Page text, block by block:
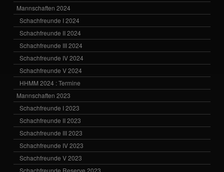
Mannschaften 2024
Schachfreunde I 2024
Schachfreunde II 2024
Schachfreunde III 2024
Schachfreunde IV 2024
Schachfreunde V 2024
HHMM 2024 : Termine
Mannschaften 2023
Schachfreunde I 2023
Schachfreunde II 2023
Schachfreunde III 2023
Schachfreunde IV 2023
Schachfreunde V 2023
Schachfreunde Reserve 2023